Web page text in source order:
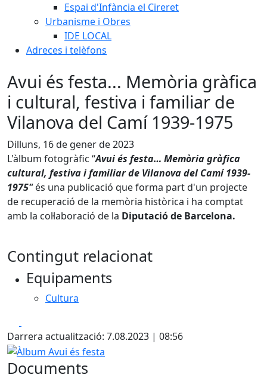
Espai d'Infància el Cireret
Urbanisme i Obres
IDE LOCAL
Adreces i telèfons
Avui és festa... Memòria gràfica
i cultural, festiva i familiar de
Vilanova del Camí 1939-1975
Dilluns, 16 de gener de 2023
L'àlbum fotogràfic “Avui és festa… Memòria gràfica
cultural, festiva i familiar de Vilanova del Camí 1939-
1975"és una publicació que forma part d'un projecte
de recuperació de la memòria històrica i ha comptat
amb la col·laboració de la Diputació de Barcelona.
Contingut relacionat
Equipaments
Cultura
Darrera actualització: 7.08.2023 | 08:56
Àlbum Avui és festa
Documents